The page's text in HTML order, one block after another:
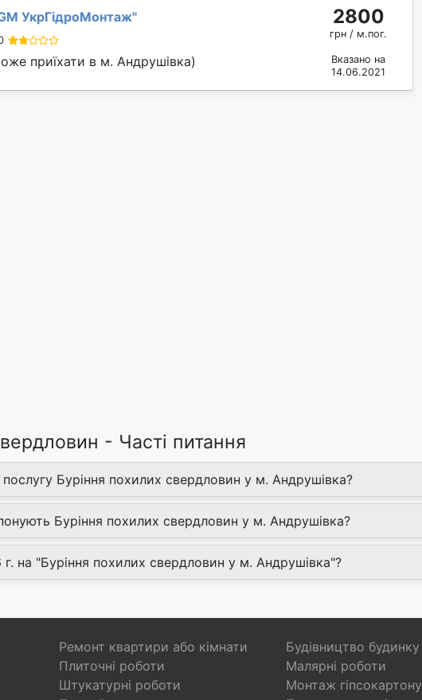
УкрГідроМонтаж"
приїхати в м. Андрушівка)
2800
грн / м.пог.
Вказано на
14.06.2021
- Часті питання
Буріння похилих свердловин у м. Андрушівка?
Буріння похилих свердловин у м. Андрушівка?
на "Буріння похилих свердловин у м. Андрушівка"?
Ремонт квартири або кімнати
Будівництво будинку
Плиточні роботи
Малярні роботи
Штукатурні роботи
Монтаж гіпсокартону